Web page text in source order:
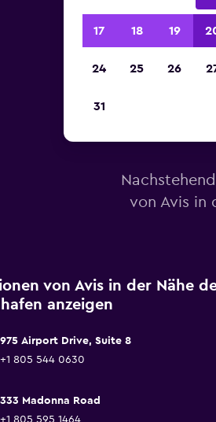
von Avis in
von Avis in der Nähe
anzeigen
975 Airport Drive, Suite 8
+1 805 544 0630
333 Madonna Road
+1 805 595 1464
17 18 19
24 25 26
31